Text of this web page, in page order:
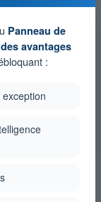
avion
Panneau de
avantages
: